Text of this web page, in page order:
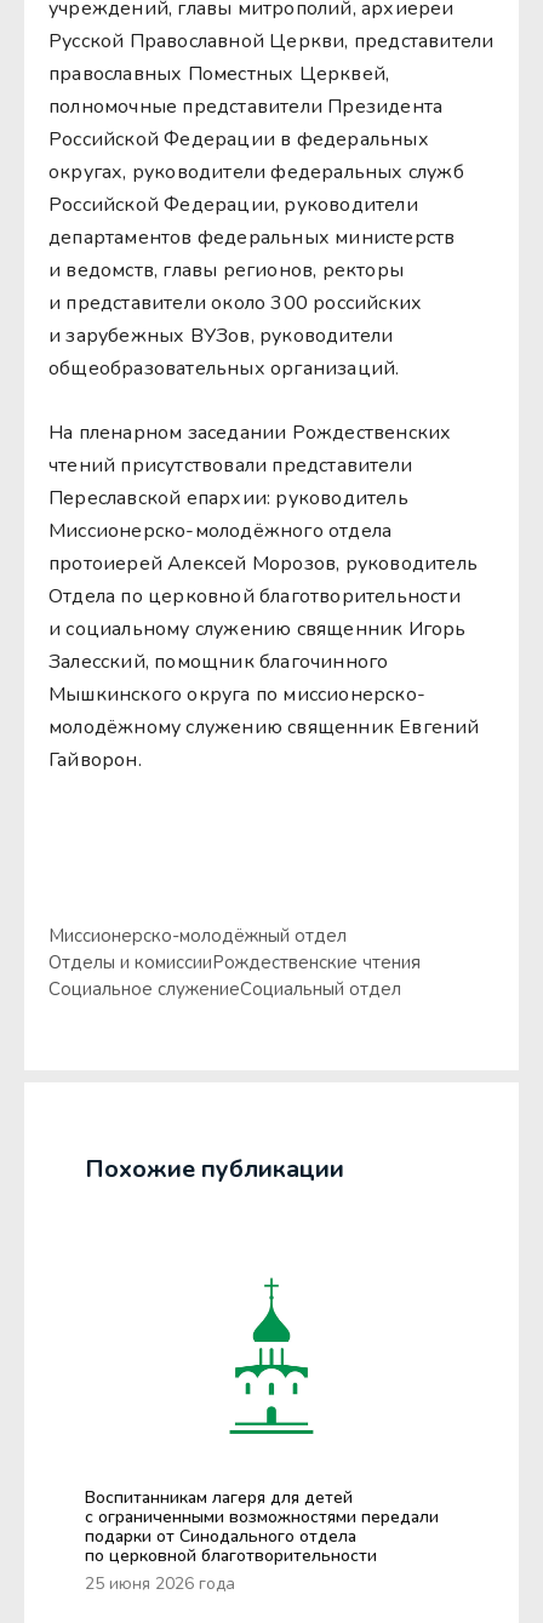
учреждений, главы митрополий, архиереи
Русской Православной Церкви, представители
православных Поместных Церквей,
полномочные представители Президента
Российской Федерации в федеральных
округах, руководители федеральных служб
Российской Федерации, руководители
департаментов федеральных министерств
и ведомств, главы регионов, ректоры
и представители около 300 российских
и зарубежных ВУЗов, руководители
общеобразовательных организаций.
На пленарном заседании Рождественских
чтений присутствовали представители
Переславской епархии: руководитель
Миссионерско-молодёжного отдела
протоиерей Алексей Морозов, руководитель
Отдела по церковной благотворительности
и социальному служению священник Игорь
Залесский, помощник благочинного
Мышкинского округа по миссионерско-
молодёжному служению священник Евгений
Гайворон.
Миссионерско-молодёжный отдел
Отделы и комиссииРождественские чтения
Социальное служениеСоциальный отдел
Похожие публикации
Воспитанникам лагеря для детей
с ограниченными возможностями передали
подарки от Синодального отдела
по церковной благотворительности
25 июня 2026 года